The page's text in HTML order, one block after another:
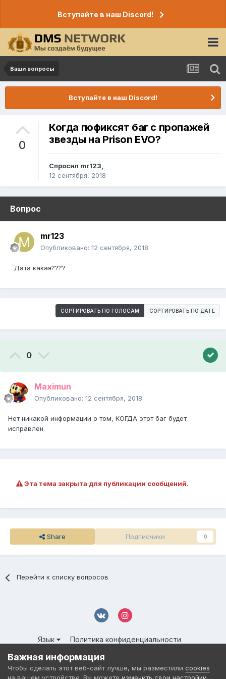
Вступайте в наш Discord!
Ваши вопросы
Вступайте в наш Discord!
0
Когда пофиксят баг с пропажей
звезды на Prison EVO?
Спросил mr123,
12 сентября, 2018
Вопрос
mr123
Опубликовано: 12 сентября, 2018
Дата какая????
СОРТИРОВАТЬ ПО ГОЛОСАМ СОРТИРОВАТЬ ПО ДАТЕ
0
Maximun
Опубликовано: 12 сентября, 2018
Нет никакой информации о том, КОГДА этот баг будет
исправлен.
Эта тема закрыта для публикации сообщений.
Share Подписчики 0
Перейти к списку вопросов
Язык
Политика конфиденциальности
© 2016-2026 DMS NETWORK | All Rights Reserved.
Powered by Invision Community
Важная информация
Чтобы сделать этот веб-сайт лучше, мы разместили cookies